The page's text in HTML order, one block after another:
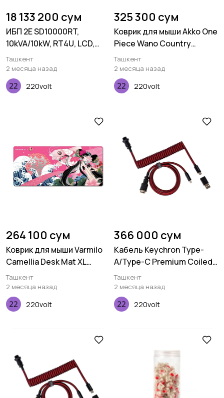
18 133 200 сум
ИБП 2E SD10000RT,
10kVA/10kW, RT4U, LCD,
USB, Terminal in&out
Ташкент
2 месяца назад
220volt
325 300 сум
Коврик для мыши Akko One
Piece Wano Country
Deskmat
Ташкент
2 месяца назад
220volt
264 100 сум
Коврик для мыши Varmilo
Camellia Desk Mat XL
(900х400х3мм)
Ташкент
2 месяца назад
220volt
366 000 сум
Кабель Keychron Type-
A/Type-C Premium Coiled
Aviator, Cable-Straight,
Red
Ташкент
2 месяца назад
220volt